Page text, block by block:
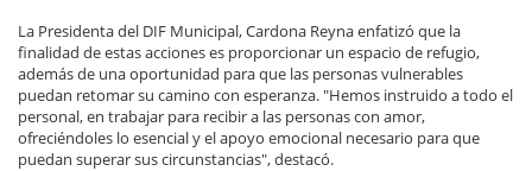
La Presidenta del DIF Municipal, Cardona Reyna enfatizó que la
finalidad de estas acciones es proporcionar un espacio de refugio,
además de una oportunidad para que las personas vulnerables
puedan retomar su camino con esperanza. "Hemos instruido a todo el
personal, en trabajar para recibir a las personas con amor,
ofreciéndoles lo esencial y el apoyo emocional necesario para que
puedan superar sus circunstancias", destacó.